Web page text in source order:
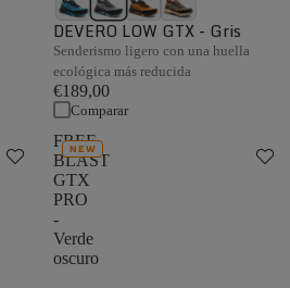
DEVERO LOW GTX - Gris
Senderismo ligero con una huella
ecológica más reducida
€189,00
Comparar
FREE
BLAST
GTX
PRO
-
Verde
oscuro
NEW